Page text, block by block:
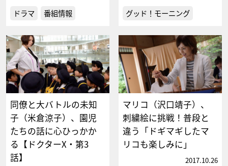
ドラマ 番組情報 グッド！モーニング
同僚と大バトルの未知
子（米倉涼子）、園児
たちの話に心ひっかか
る【ドクターX・第3
話】
マリコ（沢口靖子）、
刺繍絵に挑戦！普段と
違う「ドギマギしたマ
リコも楽しみに」
2017.10.26